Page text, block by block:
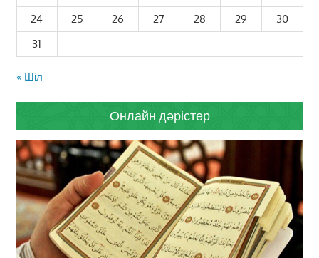
24
25 26 27 28 29
30
31
« Шіл
Онлайн дәрістер